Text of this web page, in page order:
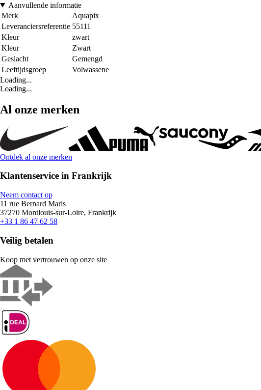
Aanvullende informatie
Merk
Aquapix
Leveranciersreferentie 55111
Kleur
zwart
Kleur
Zwart
Geslacht
Gemengd
Leeftijdsgroep
Volwassene
Loading...
Loading...
Al onze merken
Ontdek al onze merken
Klantenservice in Frankrijk
Neem contact op
11 rue Bernard Maris
37270 Montlouis-sur-Loire, Frankrijk
+33 1 86 47 62 58
Veilig betalen
Koop met vertrouwen op onze site